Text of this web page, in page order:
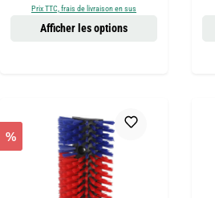
Prix TTC, frais de livraison en sus
Afficher les options
%